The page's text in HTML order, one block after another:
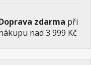
zdarma při
nad 3 999 Kč